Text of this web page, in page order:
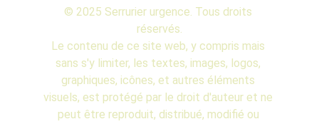
© 2025 Serrurier urgence. Tous droits
réservés.
Le contenu de ce site web, y compris mais
sans s'y limiter, les textes, images, logos,
graphiques, icônes, et autres éléments
visuels, est protégé par le droit d'auteur et ne
peut être reproduit, distribué, modifié ou